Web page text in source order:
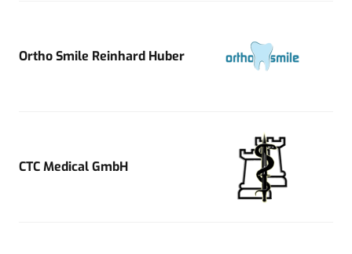
Ortho Smile Reinhard Huber
CTC Medical GmbH